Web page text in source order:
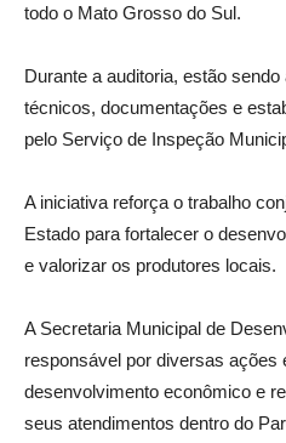
todo o Mato Grosso do Sul.
Durante a auditoria, estão
técnicos, documentações e
pelo Serviço de Inspeção
A iniciativa reforça o trabalho
Estado para fortalecer o
e valorizar os produtores locais.
A Secretaria Municipal de
responsável por diversas ações
desenvolvimento econômico e
seus atendimentos dentro do